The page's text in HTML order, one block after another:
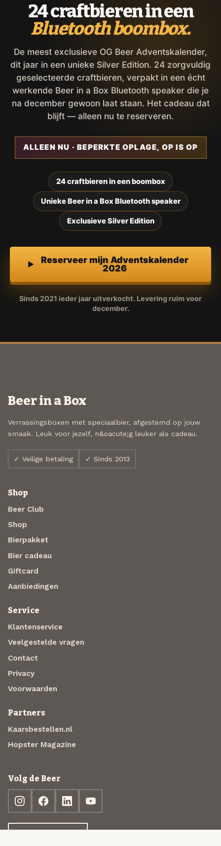
24 craftbieren in een
Bluetooth boombox.
De meest exclusieve OG Beer Adventskalender,
dit jaar in een unieke Silver Edition. 24 zorgvuldig
geselecteerde craftbieren, verpakt in een écht
werkende Beer in a Box Bluetooth speaker die je
na december gewoon laat staan. Het cadeau dat
blijft — alleen nu te reserveren.
ALLEEN NU · BEPERKTE OPLAGE, OP IS OP
24 craftbieren in een boombox
Unieke Beer in a Box Bluetooth speaker
Exclusieve Silver Edition
Reserveer mijn Adventskalender
2026
Sinds 2021 ieder jaar uitverkocht. Levering ruim voor
december.
Beer in a Box
Verrassingsboxen met speciaalbier, afgestemd op jouw
smaak. Leuk voor jezelf, n&oacute;g leuker als cadeau.
✓ Veilige betaling ✓ Sinds 2013
Shop
Beer Club
Shop
Bierpakket
Bier cadeau
Giftcard
Aanbiedingen
Service
Klantenservice
Veelgestelde vragen
Contact
Privacy
Voorwaarden
Partners
Kaarsbestellen.nl
Hopster Magazine
Volg de Beer